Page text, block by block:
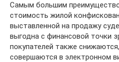
Самым большим
стоимость жилой
выставленной на продажу
выгодна с финансовой точки
покупателей также
совершаются в электронном